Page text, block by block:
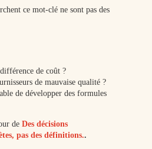
ce mot-clé ne sont pas des
de coût ?
de mauvaise qualité ?
de développer des formules
de Des décisions
pas des définitions..